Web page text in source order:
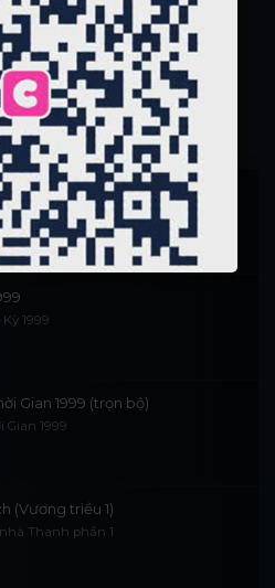
1997
1999
Gian 1999 (trọn bộ)
Gian 1999
(Vương triều 1)
Thanh phần 1